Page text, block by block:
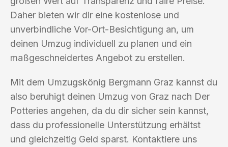
Daher bieten wir dir eine kostenlose und
unverbindliche Vor-Ort-Besichtigung an, um
deinen Umzug individuell zu planen und ein
maßgeschneidertes Angebot zu erstellen.
Mit dem Umzugskönig Bergmann Graz kannst du
also beruhigt deinen Umzug von Graz nach Der
Potteries angehen, da du dir sicher sein kannst,
dass du professionelle Unterstützung erhältst
und gleichzeitig Geld sparst. Kontaktiere uns